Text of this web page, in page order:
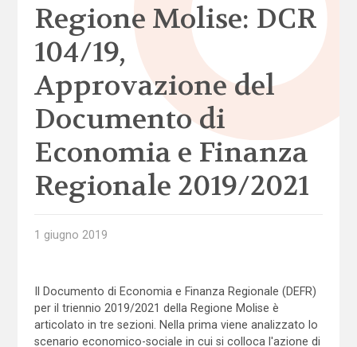
Regione Molise: DCR
104/19,
Approvazione del
Documento di
Economia e Finanza
Regionale 2019/2021
1 giugno 2019
Il Documento di Economia e Finanza Regionale (DEFR)
per il triennio 2019/2021 della Regione Molise è
articolato in tre sezioni. Nella prima viene analizzato lo
scenario economico-sociale in cui si colloca l'azione di